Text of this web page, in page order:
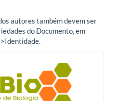
autores também devem ser
do Documento, em